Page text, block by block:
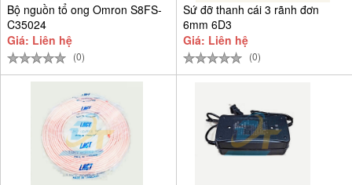
Bộ nguồn tổ ong Omron S8FS-
C35024
Giá: Liên hệ
(0)
Sứ đỡ thanh cái 3 rãnh đơn
6mm 6D3
Giá: Liên hệ
(0)